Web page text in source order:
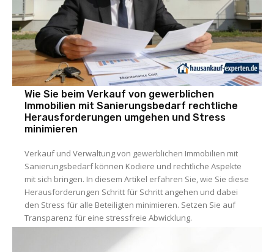
Wie Sie beim Verkauf von gewerblichen
Immobilien mit Sanierungsbedarf rechtliche
Herausforderungen umgehen und Stress
minimieren
Verkauf und Verwaltung von gewerblichen Immobilien mit
Sanierungsbedarf können Kodiere und rechtliche Aspekte
mit sich bringen. In diesem Artikel erfahren Sie, wie Sie diese
Herausforderungen Schritt für Schritt angehen und dabei
den Stress für alle Beteiligten minimieren. Setzen Sie auf
Transparenz für eine stressfreie Abwicklung.